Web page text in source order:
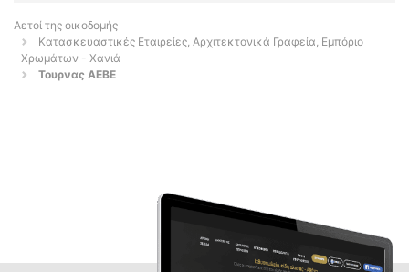
Αετοί της οικοδομής
Κατασκευαστικές Εταιρείες, Αρχιτεκτονικά Γραφεία, Εμπόριο
Χρωμάτων - Χανιά
Τουρνας ΑΕΒΕ